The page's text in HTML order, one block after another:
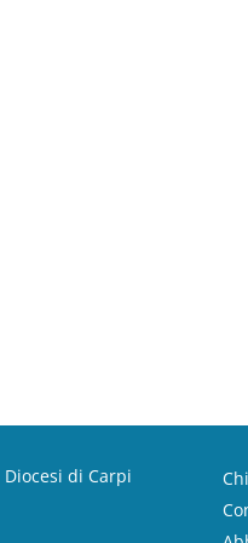
Diocesi di Carpi